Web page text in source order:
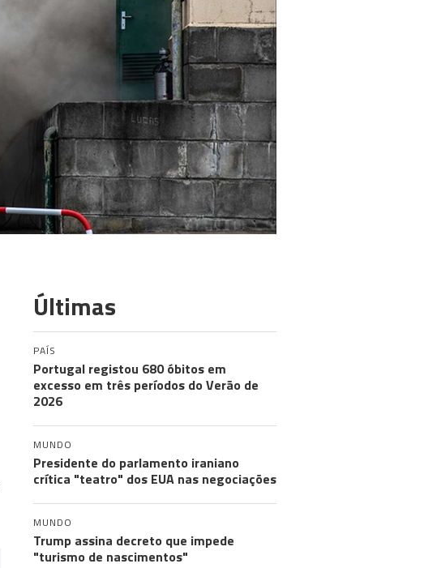
Últimas
PAÍS
Portugal registou 680 óbitos em
excesso em três períodos do Verão de
2026
MUNDO
Presidente do parlamento iraniano
crítica "teatro" dos EUA nas negociações
MUNDO
Trump assina decreto que impede
"turismo de nascimentos"